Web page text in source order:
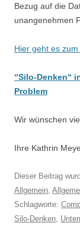
Bezug auf die
unangenehmen
Hier geht es
“Silo-Denken“
Problem
Wir wünschen
Ihre Kathrin
Dieser Beitrag
Allgemein,
Schlagworte:
Silo-Denken,